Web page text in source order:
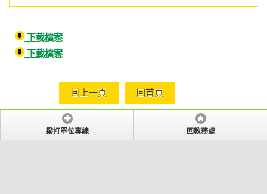
下載檔案
下載檔案
回上一頁 回首頁
撥打單位專線 回教務處